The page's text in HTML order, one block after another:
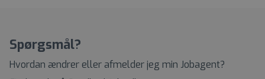
Spørgsmål?
Hvordan ændrer eller afmelder jeg min Jobagent?